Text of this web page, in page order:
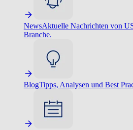
NewsAktuelle Nachrichten von
Branche.
BlogTipps, Analysen und Best